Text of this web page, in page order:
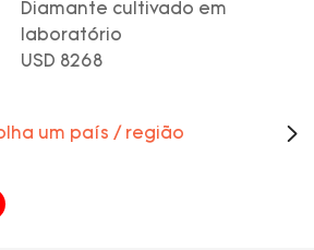
Diamante cultivado em
laboratório
USD 8268
um país / região